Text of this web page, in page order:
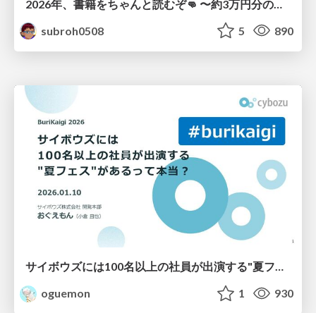
subroh0508
5 890
サイボウズには100名以上の社員が出演する"夏フェス"があるって本当？
oguemon
1 930